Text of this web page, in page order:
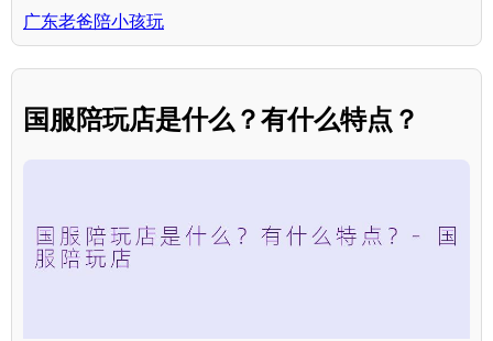
广东老爸陪小孩玩
国服陪玩店是什么？有什么特点？